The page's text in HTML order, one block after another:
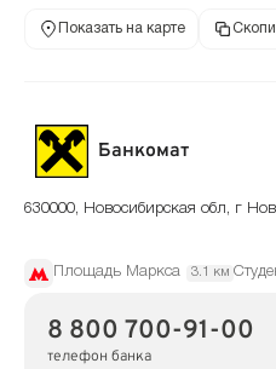
Показать на карте
Банкомат
630000, Новосибирская обл, г
Площадь Маркса 3.1 км
8 800 700-91-00
телефон банка